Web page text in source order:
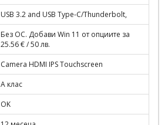
USB 3.2 and USB Type-C/Thunderbolt,
Без ОС. Добави Win 11 от опциите за
25.56 € / 50 лв.
Camera HDMI IPS Touchscreen
A клас
OK